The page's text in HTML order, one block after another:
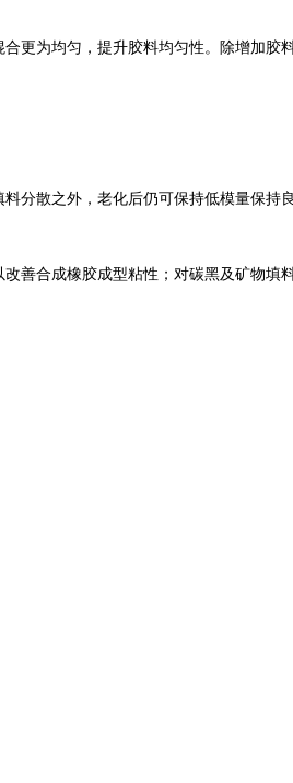
更为均匀，提升胶料均匀性。除增加胶
散之外，老化后仍可保持低模量保持
善合成橡胶成型粘性；对碳黑及矿物填